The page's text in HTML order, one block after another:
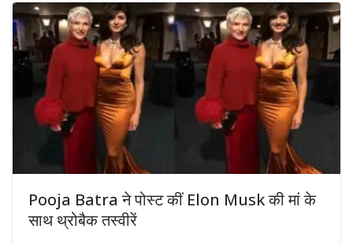
Pooja Batra ने पोस्ट कीं Elon Musk की मां के
साथ थ्रोबैक तस्वीरें